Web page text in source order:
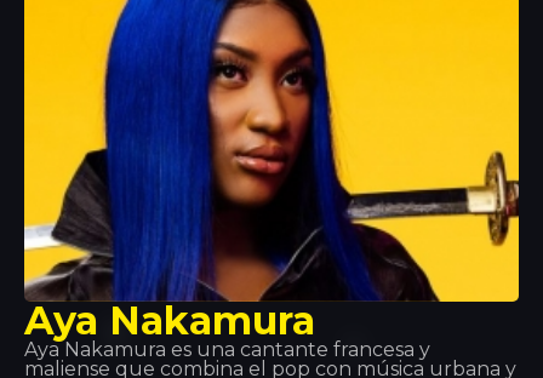
computación. Así que la meza fue ¡perfecta!
Aya Nakamura
Aya Nakamura es una cantante francesa y
maliense que combina el pop con música urbana y